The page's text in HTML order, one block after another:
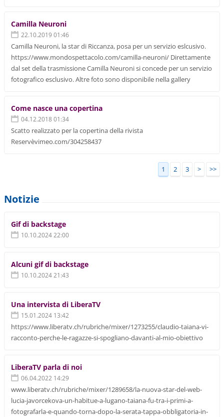
Camilla Neuroni
22.10.2019 01:46
Camilla Neuroni, la star di Riccanza, posa per un servizio eslcusivo.
https://www.mondospettacolo.com/camilla-neuroni/ Direttamente
dal set della trasmissione Camilla Neuroni si concede per un servizio
fotografico esclusivo. Altre foto sono disponibile nella gallery
Come nasce una copertina
04.12.2018 01:34
Scatto realizzato per la copertina della rivista
Reservèvimeo.com/304258437
1 2 3 > >>
Notizie
Gif di backstage
10.10.2024 22:00
Alcuni gif di backstage
10.10.2024 21:43
Una intervista di LiberaTV
15.01.2024 13:42
https://www.liberatv.ch/rubriche/mixer/1273255/claudio-taiana-vi-
racconto-perche-le-ragazze-si-spogliano-davanti-al-mio-obiettivo
LiberaTV parla di noi
06.04.2022 14:29
www.liberatv.ch/rubriche/mixer/1289658/la-nuova-star-del-web-
lucia-javorcekova-un-habitue-a-lugano-taiana-fu-tra-i-primi-a-
fotografarla-e-quando-torna-dopo-la-serata-tappa-obbligatoria-in-